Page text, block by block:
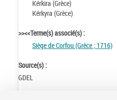
Kérkira (Grèce)
Kérkyra (Grèce)
>><<Terme(s) associé(s) :
Siège de Corfou (Grèce ; 1716)
Source(s) :
GDEL